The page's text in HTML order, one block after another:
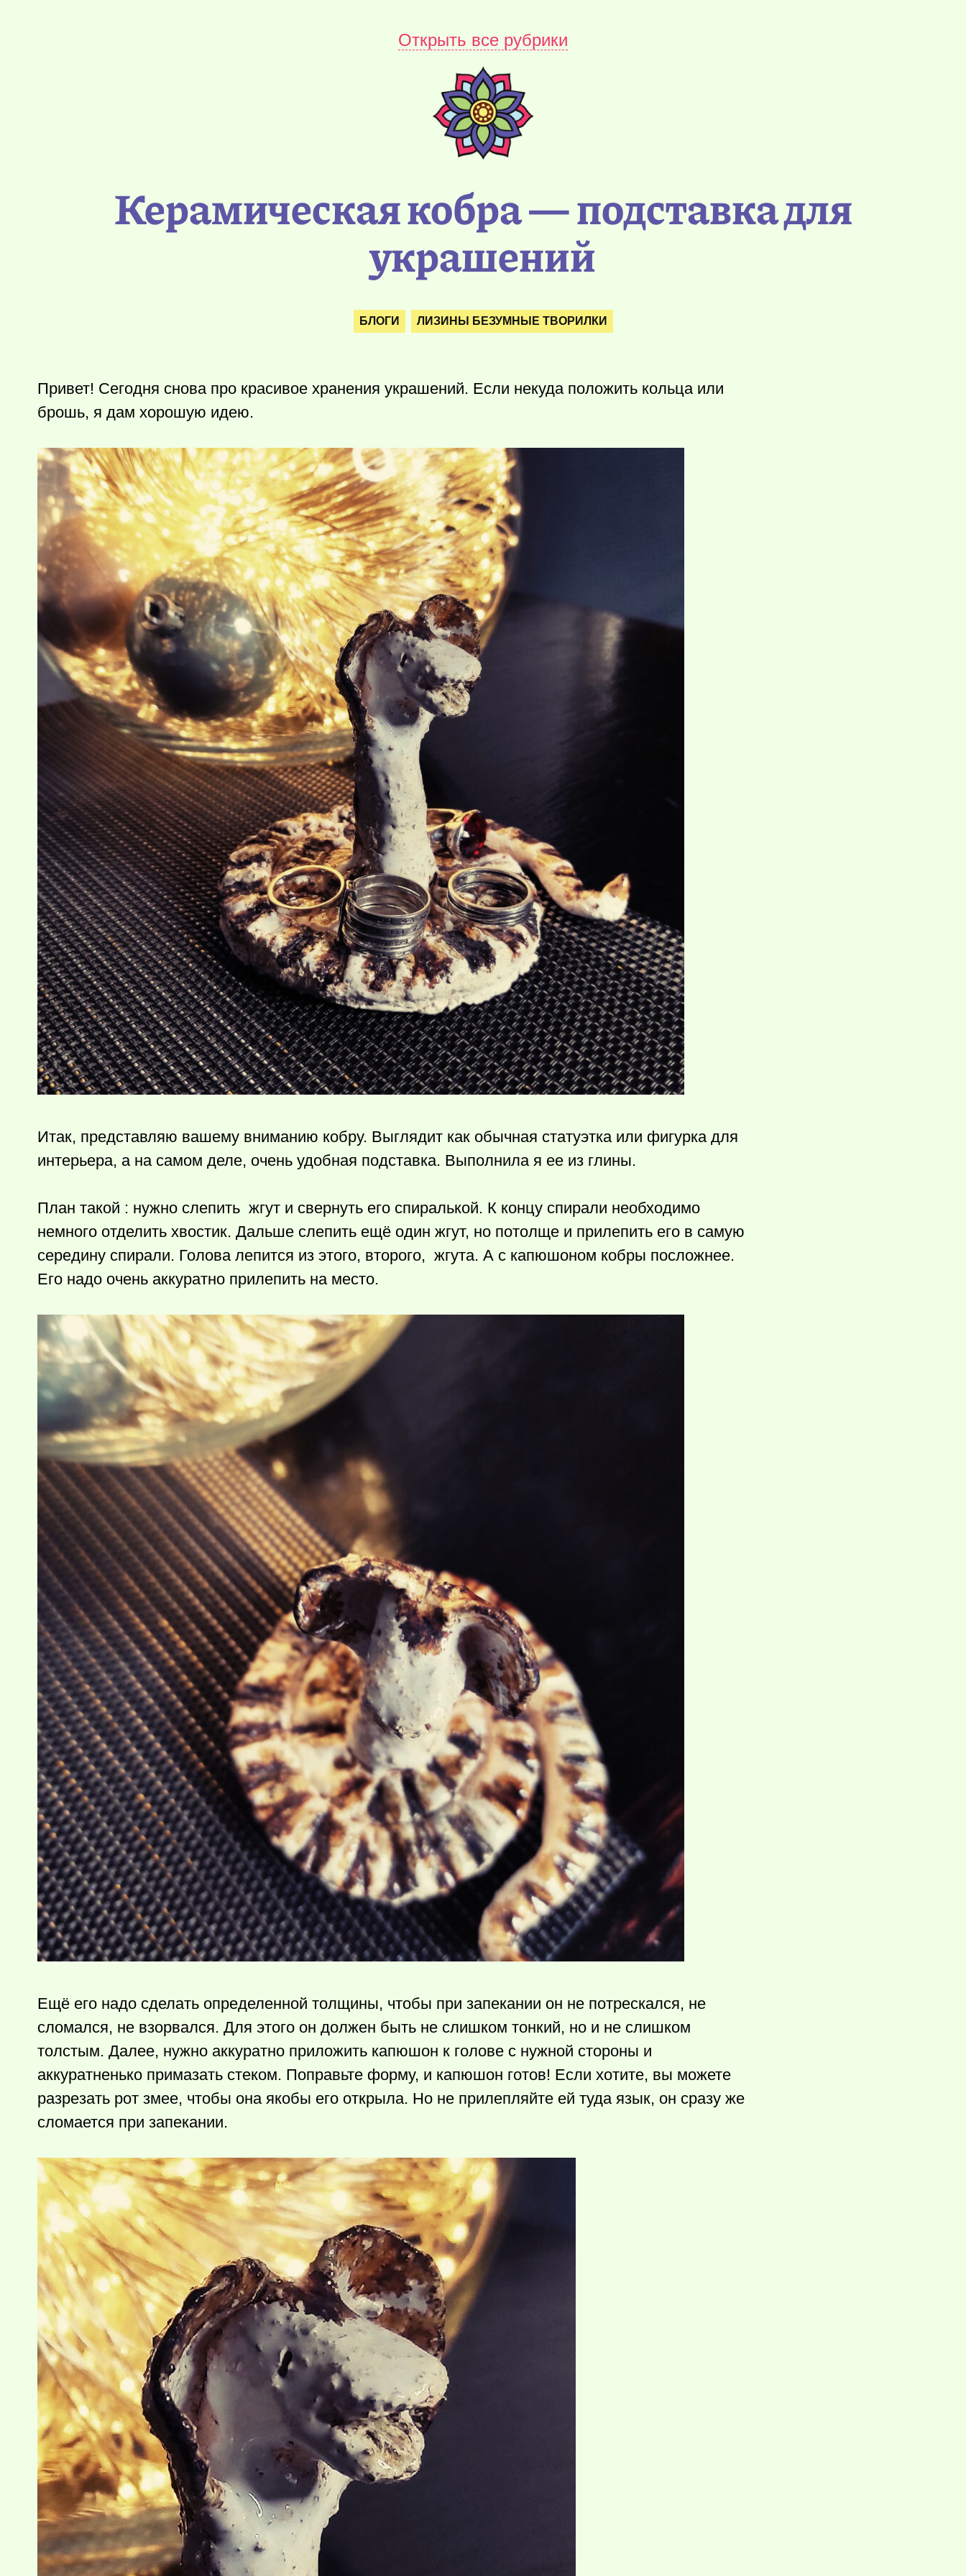
Открыть все рубрики
Керамическая кобра — подставка для
украшений
БЛОГИ ЛИЗИНЫ БЕЗУМНЫЕ ТВОРИЛКИ
Привет! Сегодня снова про красивое хранения украшений. Если некуда положить кольца или
брошь, я дам хорошую идею.
Итак, представляю вашему вниманию кобру. Выглядит как обычная статуэтка или фигурка для
интерьера, а на самом деле, очень удобная подставка. Выполнила я ее из глины.
План такой : нужно слепить жгут и свернуть его спиралькой. К концу спирали необходимо
немного отделить хвостик. Дальше слепить ещё один жгут, но потолще и прилепить его в самую
середину спирали. Голова лепится из этого, второго, жгута. А с капюшоном кобры посложнее.
Его надо очень аккуратно прилепить на место.
Ещё его надо сделать определенной толщины, чтобы при запекании он не потрескался, не
сломался, не взорвался. Для этого он должен быть не слишком тонкий, но и не слишком
толстым. Далее, нужно аккуратно приложить капюшон к голове с нужной стороны и
аккуратненько примазать стеком. Поправьте форму, и капюшон готов! Если хотите, вы можете
разрезать рот змее, чтобы она якобы его открыла. Но не прилепляйте ей туда язык, он сразу же
сломается при запекании.